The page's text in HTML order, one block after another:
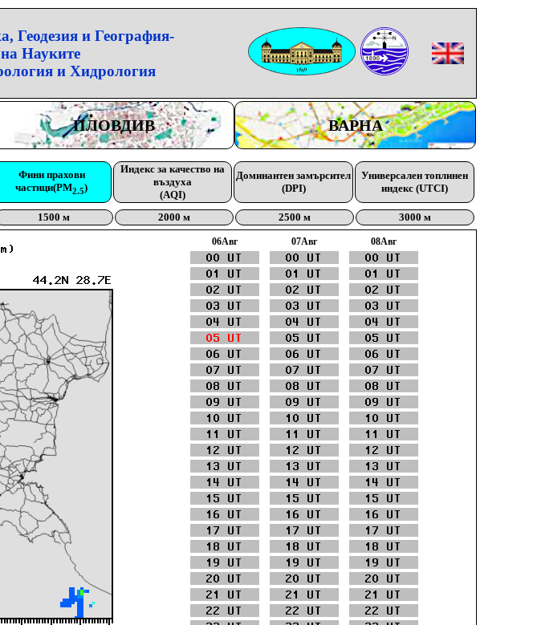
Геодезия и География-
Науките
и Хидрология
ПЛОВДИВ ВАРНА
Фини прахови
частици(PM2.5)
Индекс за качество на
въздуха
(AQI)
Доминантен замърсител
(DPI)
Универсален топлинен
индекс (UTCI)
1500 м 2000 м 2500 м 3000 м
06Aвг 07Aвг 08Aвг